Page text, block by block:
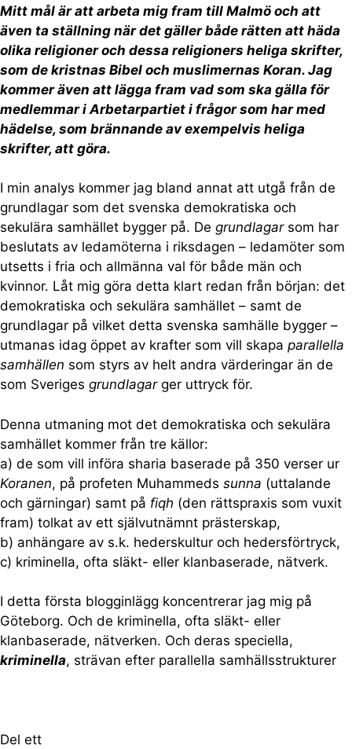
Mitt mål är att arbeta mig fram till Malmö och att
även ta ställning när det gällerbåde rätten att häda
olika religioner och dessa religioners heliga skrifter,
som de kristnas Bibel och muslimernas Koran. Jag
kommer även att lägga fram vad som ska gälla för
medlemmar i Arbetarpartiet i frågor som har med
hädelse, som brännande av exempelvis heliga
skrifter, att göra.
I min analys kommer jag bland annat att utgå från de
grundlagar som det svenska demokratiska och
sekulära samhället bygger på. De grundlagarsom har
beslutats av ledamöterna i riksdagen – ledamöter som
utsetts i fria och allmänna val för både män och
kvinnor. Låt mig göra detta klart redan från början: det
demokratiska och sekulära samhället – samt de
grundlagar på vilket detta svenska samhälle bygger –
utmanas idag öppet av krafter som vill skapa parallella
samhällen som styrs av helt andra värderingar än de
som Sveriges grundlagarger uttryck för.
Denna utmaning mot det demokratiska och sekulära
samhället kommer från tre källor:
a) de som vill införa sharia baserade på 350 verser ur
Koranen, på profeten Muhammeds sunna (uttalande
och gärningar) samt på fiqh (den rättspraxis som vuxit
fram) tolkat av ett självutnämnt prästerskap,
b) anhängare av s.k. hederskultur och hedersförtryck,
c) kriminella, ofta släkt- eller klanbaserade, nätverk.
I detta första blogginlägg koncentrerar jag mig på
Göteborg. Och de kriminella, ofta släkt- eller
klanbaserade, nätverken. Och deras speciella,
kriminella, strävan efter parallella samhällsstrukturer
Del ett